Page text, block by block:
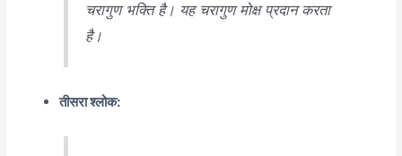
चरागुण भक्ति है। यह चरागुण मोक्ष प्रदान करता
है।
तीसरा श्लोक: